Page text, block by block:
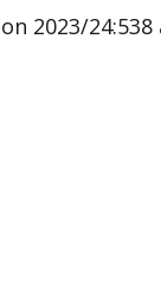
2023/24:538